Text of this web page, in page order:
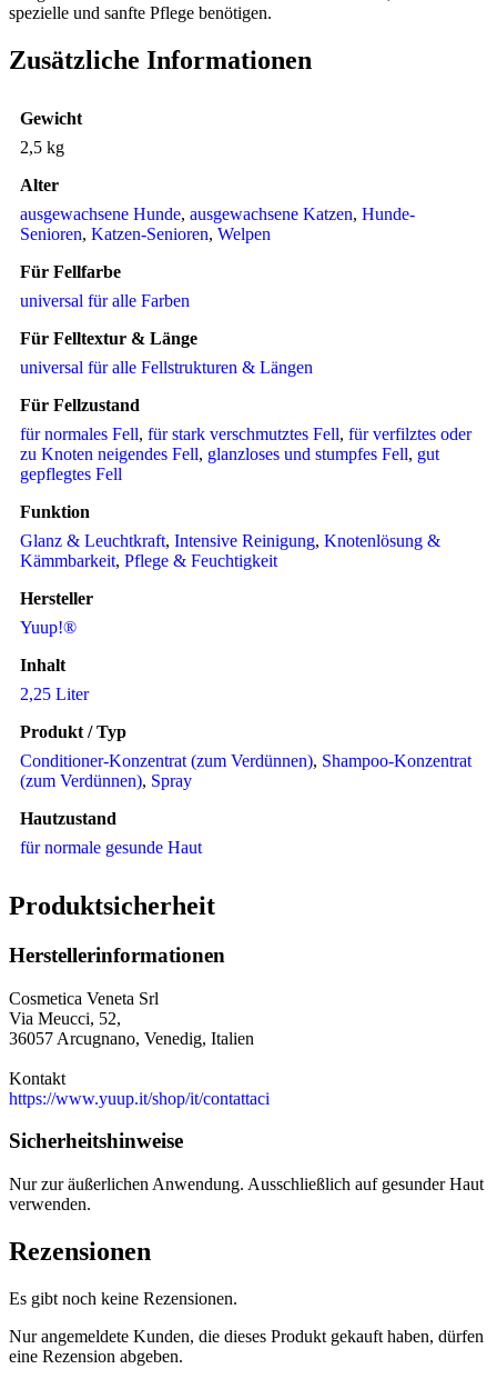
spezielle und sanfte Pflege benötigen.
Zusätzliche Informationen
Gewicht
2,5 kg
Alter
ausgewachsene Hunde, ausgewachsene Katzen, Hunde-
Senioren, Katzen-Senioren, Welpen
Für Fellfarbe
universal für alle Farben
Für Felltextur & Länge
universal für alle Fellstrukturen & Längen
Für Fellzustand
für normales Fell, für stark verschmutztes Fell, für verfilztes oder
zu Knoten neigendes Fell, glanzloses und stumpfes Fell, gut
gepflegtes Fell
Funktion
Glanz & Leuchtkraft, Intensive Reinigung, Knotenlösung &
Kämmbarkeit, Pflege & Feuchtigkeit
Hersteller
Yuup!®
Inhalt
2,25 Liter
Produkt / Typ
Conditioner-Konzentrat (zum Verdünnen), Shampoo-Konzentrat
(zum Verdünnen), Spray
Hautzustand
für normale gesunde Haut
Produktsicherheit
Herstellerinformationen
Cosmetica Veneta Srl
Via Meucci, 52,
36057 Arcugnano, Venedig, Italien
Kontakt
https://www.yuup.it/shop/it/contattaci
Sicherheitshinweise
Nur zur äußerlichen Anwendung. Ausschließlich auf gesunder Haut
verwenden.
Rezensionen
Es gibt noch keine Rezensionen.
Nur angemeldete Kunden, die dieses Produkt gekauft haben, dürfen
eine Rezension abgeben.